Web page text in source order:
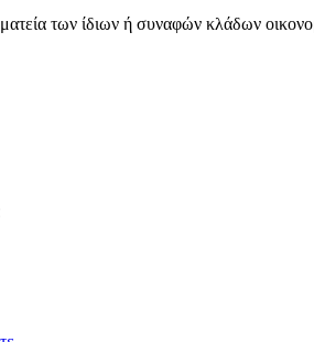
των ίδιων ή συναφών κλάδων